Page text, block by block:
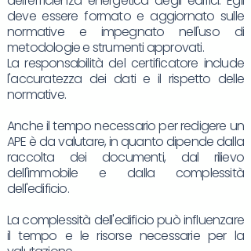
deve essere formato e aggiornato sulle
normative e impegnato nell'uso di
metodologie e strumenti approvati.
La responsabilità del certificatore include
l'accuratezza dei dati e il rispetto delle
normative.
Anche il tempo necessario per redigere un
APE è da valutare, in quanto dipende dalla
raccolta dei documenti, dal rilievo
dell'immobile e dalla complessità
dell'edificio.
La complessità dell'edificio può influenzare
il tempo e le risorse necessarie per la